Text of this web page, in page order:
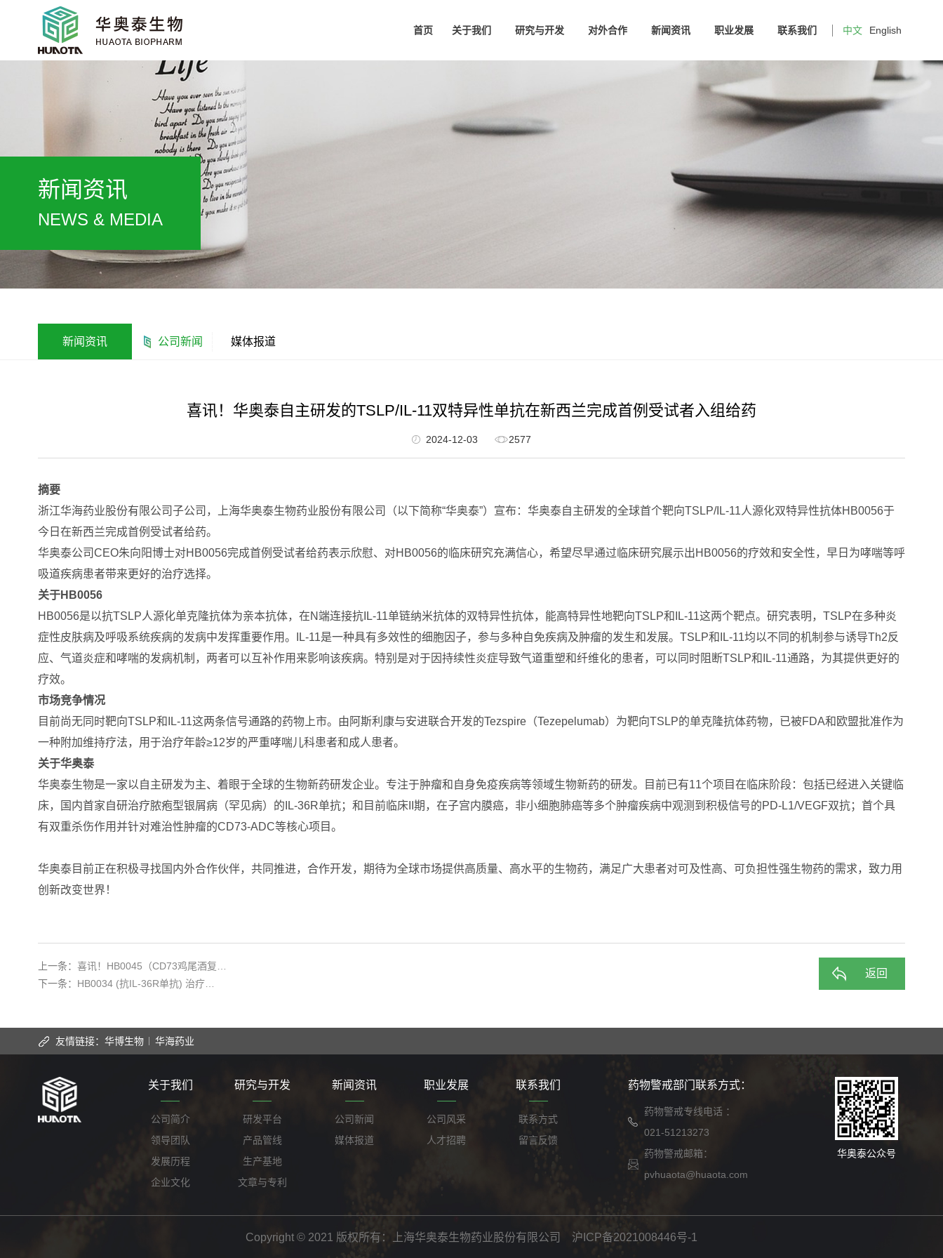
中文 English
首页 关于我们 研究与开发 对外合作 新闻资讯 职业发展 联系我们
新闻资讯
NEWS & MEDIA
新闻资讯 公司新闻 媒体报道
喜讯！华奥泰自主研发的TSLP/IL-11双特异性单抗在新西兰完成首例受试者入组给药
2024-12-03 2577
摘要
浙江华海药业股份有限公司子公司，上海华奥泰生物药业股份有限公司（以下简称“华奥泰”）宣布：华奥泰自主研发的全球首个靶向TSLP/IL-11人源化双特异性抗体HB0056于
今日在新西兰完成首例受试者给药。
华奥泰公司CEO朱向阳博士对HB0056完成首例受试者给药表示欣慰、对HB0056的临床研究充满信心，希望尽早通过临床研究展示出HB0056的疗效和安全性，早日为哮喘等呼
吸道疾病患者带来更好的治疗选择。
关于HB0056
HB0056是以抗TSLP人源化单克隆抗体为亲本抗体，在N端连接抗IL-11单链纳米抗体的双特异性抗体，能高特异性地靶向TSLP和IL-11这两个靶点。研究表明，TSLP在多种炎
症性皮肤病及呼吸系统疾病的发病中发挥重要作用。IL-11是一种具有多效性的细胞因子，参与多种自免疾病及肿瘤的发生和发展。TSLP和IL-11均以不同的机制参与诱导Th2反
应、气道炎症和哮喘的发病机制，两者可以互补作用来影响该疾病。特别是对于因持续性炎症导致气道重塑和纤维化的患者，可以同时阻断TSLP和IL-11通路，为其提供更好的
疗效。
市场竞争情况
目前尚无同时靶向TSLP和IL-11这两条信号通路的药物上市。由阿斯利康与安进联合开发的Tezspire（Tezepelumab）为靶向TSLP的单克隆抗体药物，已被FDA和欧盟批准作为
一种附加维持疗法，用于治疗年龄≥12岁的严重哮喘儿科患者和成人患者。
关于华奥泰
华奥泰生物是一家以自主研发为主、着眼于全球的生物新药研发企业。专注于肿瘤和自身免疫疾病等领域生物新药的研发。目前已有11个项目在临床阶段：包括已经进入关键临
床，国内首家自研治疗脓疱型银屑病（罕见病）的IL-36R单抗；和目前临床II期，在子宫内膜癌，非小细胞肺癌等多个肿瘤疾病中观测到积极信号的PD-L1/VEGF双抗；首个具
有双重杀伤作用并针对难治性肿瘤的CD73-ADC等核心项目。
华奥泰目前正在积极寻找国内外合作伙伴，共同推进，合作开发，期待为全球市场提供高质量、高水平的生物药，满足广大患者对可及性高、可负担性强生物药的需求，致力用
创新改变世界！
上一条： 喜讯！HB0045（CD73鸡尾酒复…
下一条： HB0034 (抗IL-36R单抗) 治疗…
返回
友情链接： 华博生物 华海药业
关于我们
公司简介
领导团队
发展历程
企业文化
研究与开发
研发平台
产品管线
生产基地
文章与专利
新闻资讯
公司新闻
媒体报道
职业发展
公司风采
人才招聘
联系我们
联系方式
留言反馈
药物警戒部门联系方式：
药物警戒专线电话 ：
021-51213273
药物警戒邮箱：
pvhuaota@huaota.com
华奥泰公众号
Copyright © 2021 版权所有：上海华奥泰生物药业股份有限公司 沪ICP备2021008446号-1